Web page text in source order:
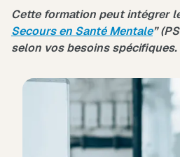
Cette formation peut intégrer
Secours en Santé Mentale”
selon vos besoins spécifiques.